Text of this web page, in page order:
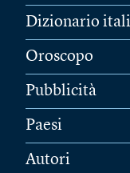
Dizionario
Oroscopo
Pubblicità
Paesi
Autori